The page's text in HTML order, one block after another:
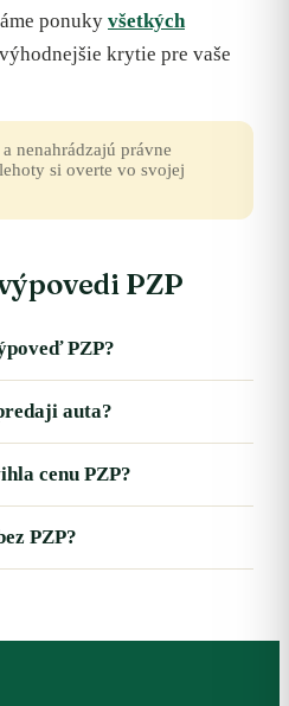
ponuky všetkých
krytie pre vaše
nenahrádzajú právne
si overte vo svojej
PZP
PZP?
auta?
cenu PZP?
PZP?